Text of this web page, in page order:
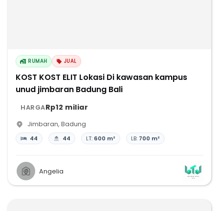
RUMAH JUAL
KOST KOST ELIT Lokasi Di kawasan kampus
unud jimbaran Badung Bali
HARGARp12 miliar
Jimbaran, Badung
44 44 LT: 600 m² LB: 700 m²
Angelia